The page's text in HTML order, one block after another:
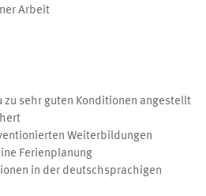
Arbeit
zu sehr guten Konditionen angestellt
Weiterbildungen
Ferienplanung
in der deutschsprachigen